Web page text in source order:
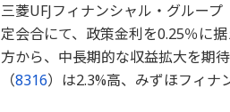
三菱UFJフィナンシャル・グループ
定会合にて、政策金利を0.25％に
方から、中長期的な収益拡大を期
（8316）は2.3%高、みずほフィナ